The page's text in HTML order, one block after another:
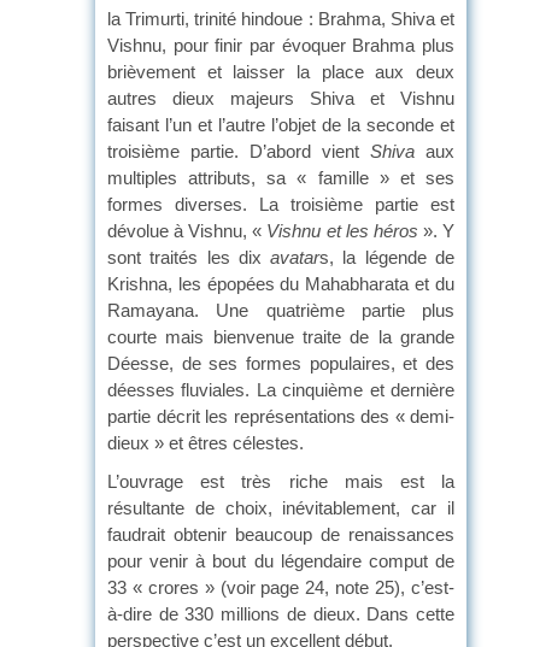
la Trimurti, trinité hindoue : Brahma, Shiva et
Vishnu, pour finir par évoquer Brahma plus
brièvement et laisser la place aux deux
autres dieux majeurs Shiva et Vishnu
faisant l’un et l’autre l’objet de la seconde et
troisième partie. D’abord vient Shiva aux
multiples attributs, sa « famille » et ses
formes diverses. La troisième partie est
dévolue à Vishnu, « Vishnu et les héros ». Y
sont traités les dixavatars, la légende de
Krishna, les épopées du Mahabharata et du
Ramayana. Une quatrième partie plus
courte mais bienvenue traite de la grande
Déesse, de ses formes populaires, et des
déesses fluviales. La cinquième et dernière
partie décrit les représentations des « demi-
dieux » et êtres célestes.
L’ouvrage est très riche mais est la
résultante de choix, inévitablement, car il
faudrait obtenir beaucoup de renaissances
pour venir à bout du légendaire comput de
33 « crores » (voir page 24, note 25), c’est-
à-dire de 330 millions de dieux. Dans cette
perspective c’est un excellent début.